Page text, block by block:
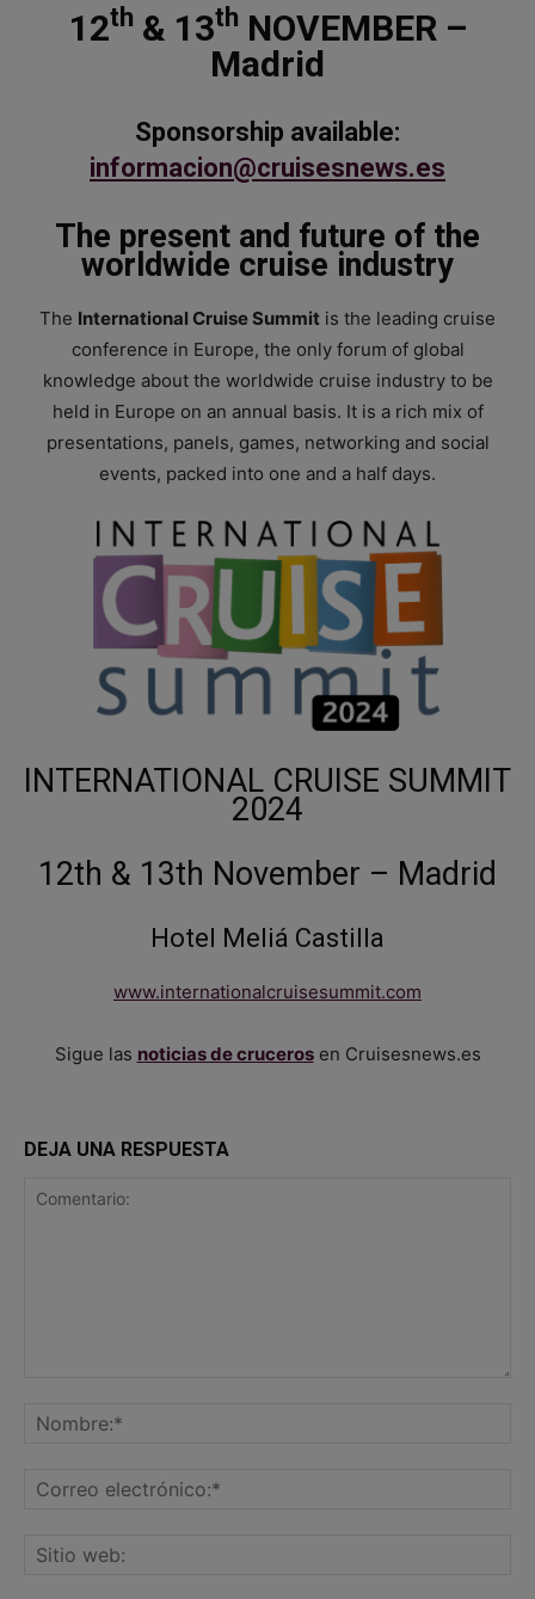
12th & 13th NOVEMBER –
Madrid
Sponsorship available:
informacion@cruisesnews.es
The present and future of the
worldwide cruise industry
The International Cruise Summit is the leading cruise
conference in Europe, the only forum of global
knowledge about the worldwide cruise industry to be
held in Europe on an annual basis. It is a rich mix of
presentations, panels, games, networking and social
events, packed into one and a half days.
INTERNATIONAL CRUISE SUMMIT
2024
12th & 13th November – Madrid
Hotel Meliá Castilla
www.internationalcruisesummit.com
Sigue las noticias de crucerosen Cruisesnews.es
DEJA UNA RESPUESTA